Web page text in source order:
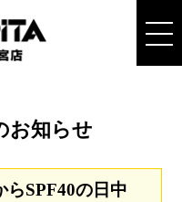
お知らせ
SPF40の日中